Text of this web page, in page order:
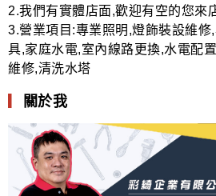
2.我們有實體店面,歡迎有空的您來
3.營業項目:專業照明,燈飾裝設維修
具,家庭水電,室內線路更換,水電配
維修,清洗水塔
關於我